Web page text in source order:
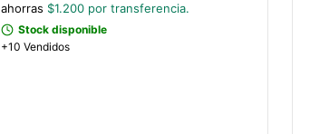
ahorras $1.200por transferencia.
Stock disponible
+10 Vendidos